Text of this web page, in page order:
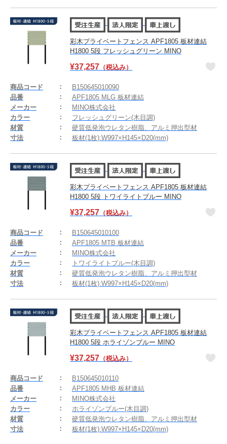
彩木プライベートフェンス APF1805 板材連結
H1800 5段 フレッシュグリーン MINO
¥37,257 （税込み）
商品コード
B150645010090
品番
APF1805 MLG 板材連結
メーカー
MINO株式会社
カラー
フレッシュグリーン(木目調)
材質
硬質低発泡ウレタン樹脂、アルミ押出型材
寸法
板材(1枚):W997×H145×D20(mm)
彩木プライベートフェンス APF1805 板材連結
H1800 5段 トワイライトブルー MINO
¥37,257 （税込み）
商品コード
B150645010100
品番
APF1805 MTB 板材連結
メーカー
MINO株式会社
カラー
トワイライトブルー(木目調)
材質
硬質低発泡ウレタン樹脂、アルミ押出型材
寸法
板材(1枚):W997×H145×D20(mm)
彩木プライベートフェンス APF1805 板材連結
H1800 5段 ホライゾンブルー MINO
¥37,257 （税込み）
商品コード
B150645010110
品番
APF1805 MHB 板材連結
メーカー
MINO株式会社
カラー
ホライゾンブルー(木目調)
材質
硬質低発泡ウレタン樹脂、アルミ押出型材
寸法
板材(1枚):W997×H145×D20(mm)